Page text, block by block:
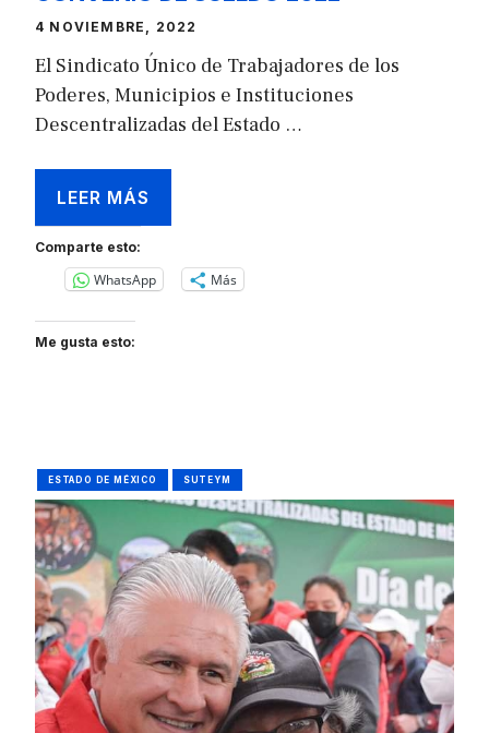
4 NOVIEMBRE, 2022
El Sindicato Único de Trabajadores de los
Poderes, Municipios e Instituciones
Descentralizadas del Estado …
LEER MÁS
Comparte esto:
WhatsApp Más
Me gusta esto:
ESTADO DE MÉXICO SUTEYM